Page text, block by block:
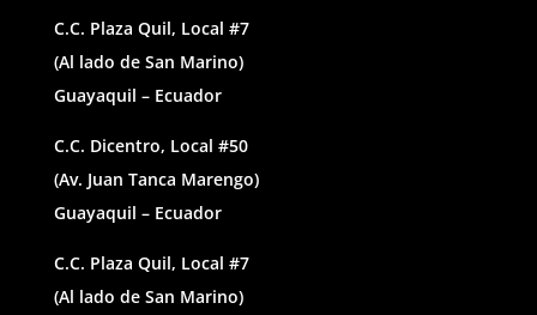
C.C. Plaza Quil, Local #7
(Al lado de San Marino)
Guayaquil – Ecuador
C.C. Dicentro, Local #50
(Av. Juan Tanca Marengo)
Guayaquil – Ecuador
C.C. Plaza Quil, Local #7
(Al lado de San Marino)